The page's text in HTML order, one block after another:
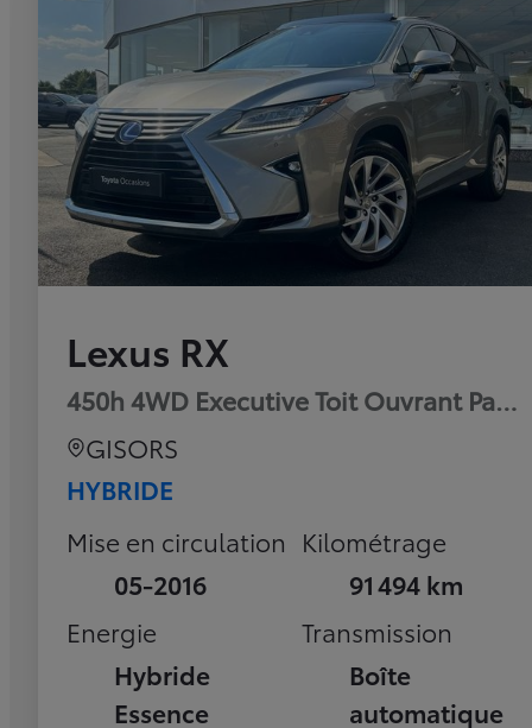
Lexus RX
450h 4WD Executive Toit Ouvrant
GISORS
HYBRIDE
Mise en circulation
05-2016
Kilométrage
91 494 km
Energie
Hybride
Essence
Transmission
Boîte
automatique